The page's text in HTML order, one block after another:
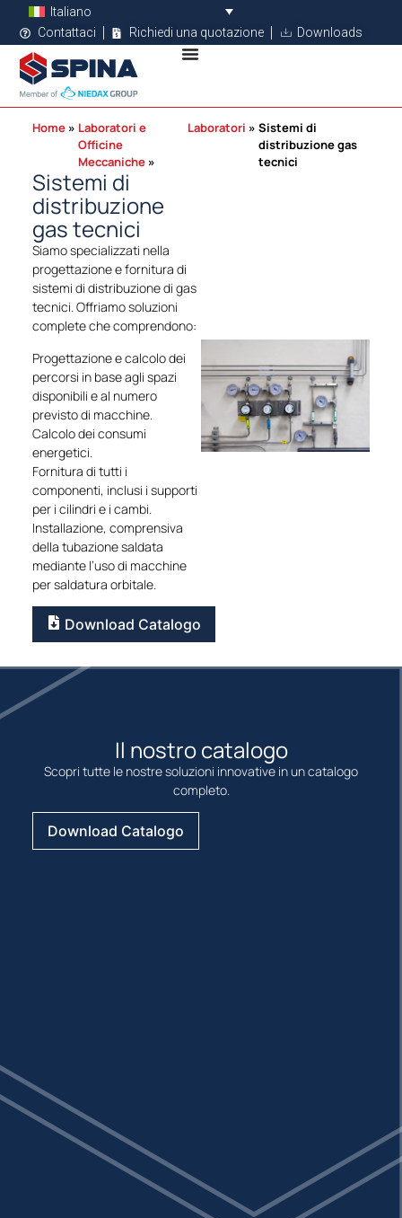
Italiano
Contattaci
Richiedi una quotazione Downloads
Home
Laboratori e
Officine
Meccaniche
Laboratori
Sistemi di
distribuzione gas
tecnici
Sistemi di
distribuzione
gas tecnici
Siamo specializzati nella
progettazione e fornitura di
sistemi di distribuzione di gas
tecnici. Offriamo soluzioni
complete che comprendono:
Progettazione e calcolo dei
percorsi in base agli spazi
disponibili e al numero
previsto di macchine.
Calcolo dei consumi
energetici.
Fornitura di tutti i
componenti, inclusi i supporti
per i cilindri e i cambi.
Installazione, comprensiva
della tubazione saldata
mediante l’uso di macchine
per saldatura orbitale.
Download Catalogo
Il nostro catalogo
Scopri tutte le nostre soluzioni innovative in un catalogo
completo.
Download Catalogo